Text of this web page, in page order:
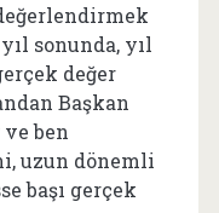
sonunda, yıl
değer
Başkan
ve ben
uzun dönemli
başı gerçek